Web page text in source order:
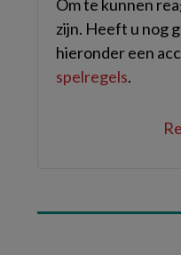
Om te kunnen
zijn. Heeft u nog
hieronder een
spelregels.